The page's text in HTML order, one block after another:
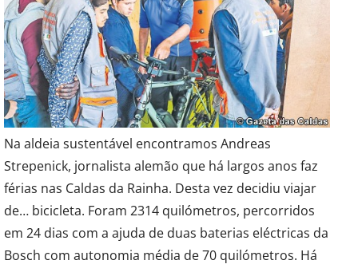
Na aldeia sustentável encontramos Andreas
Strepenick, jornalista alemão que há largos anos faz
férias nas Caldas da Rainha. Desta vez decidiu viajar
de… bicicleta. Foram 2314 quilómetros, percorridos
em 24 dias com a ajuda de duas baterias eléctricas da
Bosch com autonomia média de 70 quilómetros. Há